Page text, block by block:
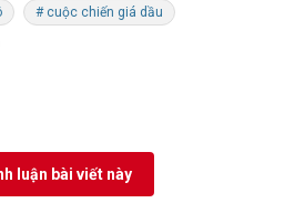
# cuộc chiến giá dầu
luận bài viết này